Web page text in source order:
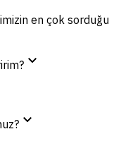
en çok sorduğu
expand_more
expand_more